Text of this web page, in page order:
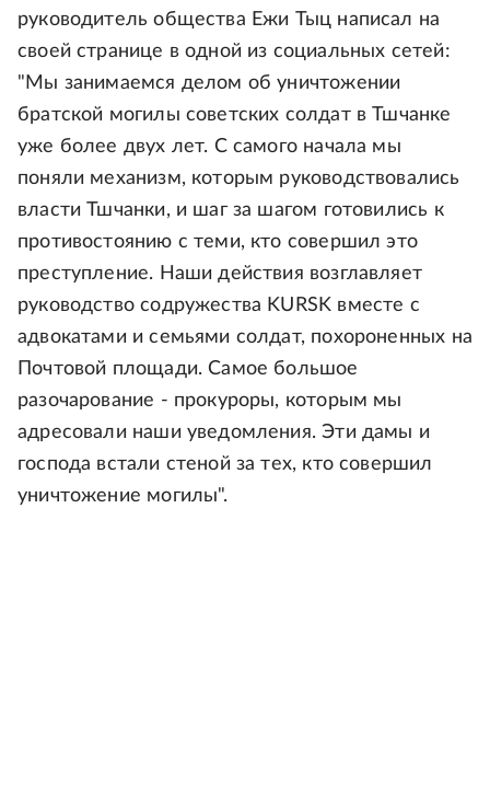
руководитель общества Ежи Тыц написал на
своей странице в одной из социальных сетей:
"Мы занимаемся делом об уничтожении
братской могилы советских солдат в Тшчанке
уже более двух лет. С самого начала мы
поняли механизм, которым руководствовались
власти Тшчанки, и шаг за шагом готовились к
противостоянию с теми, кто совершил это
преступление. Наши действия возглавляет
руководство содружества KURSK вместе с
адвокатами и семьями солдат, похороненных на
Почтовой площади. Самое большое
разочарование - прокуроры, которым мы
адресовали наши уведомления. Эти дамы и
господа встали стеной за тех, кто совершил
уничтожение могилы".